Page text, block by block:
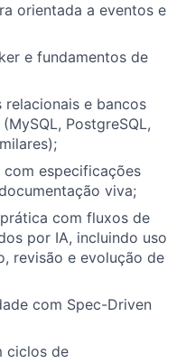
orientada a eventos e
e fundamentos de
relacionais e bancos
PostgreSQL,
especificações
viva;
com fluxos de
por IA, incluindo uso
revisão e evolução de
com Spec-Driven
ciclos de